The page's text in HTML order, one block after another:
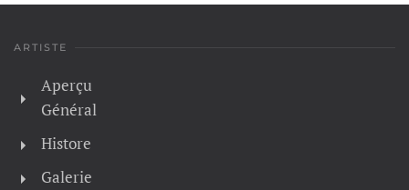
ARTISTE
Aperçu
Général
Histore
Galerie